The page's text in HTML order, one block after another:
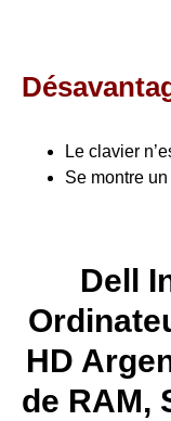
Le clavier
Se montre
Dell
HD
de RAM,